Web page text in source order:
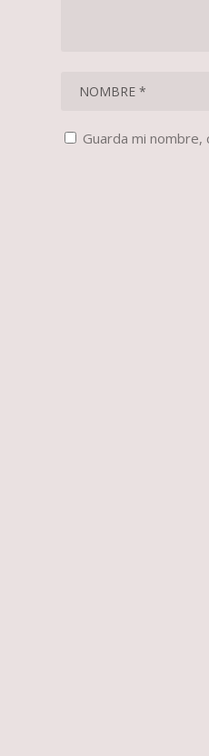
Guarda mi